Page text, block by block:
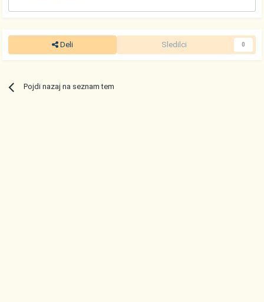
Deli Sledilci 0
Pojdi nazaj na seznam tem